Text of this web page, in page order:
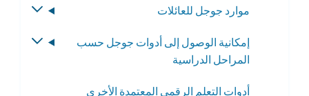
موارد جوجل للعائلات
إمكانية الوصول إلى أدوات جوجل حسب
المراحل الدراسية
أدوات التعلم الرقمي المعتمدة الأخرى